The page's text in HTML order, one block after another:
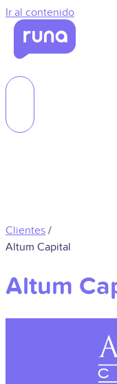
Ir al contenido
Clientes /
Altum Capital
Altum